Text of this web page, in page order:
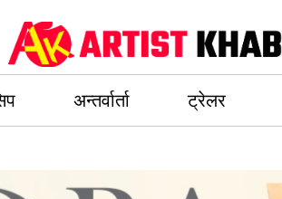
अन्तर्वार्ता ट्रेलर